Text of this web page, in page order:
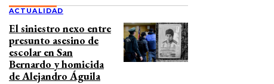
ACTUALIDAD
El siniestro nexo entre
presunto asesino de
escolar en San
Bernardo y homicida
de Alejandro Águila